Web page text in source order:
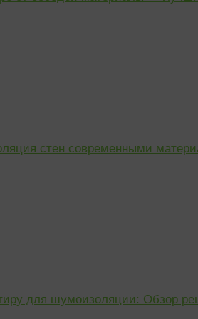
стен современными
для шумоизоляции: Обзор